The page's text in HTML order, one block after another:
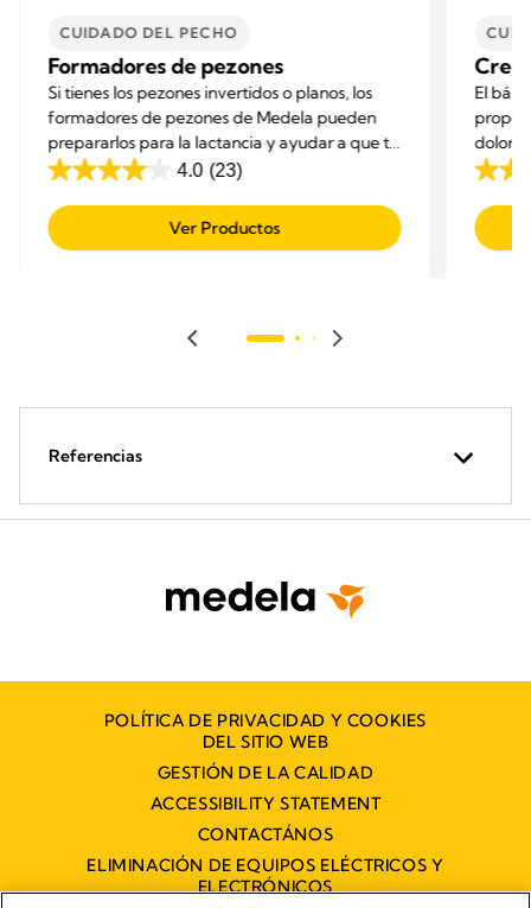
CUIDADO DEL PECHO
Formadores de pezones
Si tienes los pezones invertidos o planos, los
formadores de pezones de Medela pueden
prepararlos para la lactancia y ayudar a que tu
bebé se enganche.4.0 (23)
4.0
de
5
Ver Productos
El
4.7
de
5
Referencias
POLÍTICA DE PRIVACIDAD Y COOKIES
DEL SITIO WEB
GESTIÓN DE LA CALIDAD
ACCESSIBILITY STATEMENT
CONTACTÁNOS
ELIMINACIÓN DE EQUIPOS ELÉCTRICOS Y
ELECTRÓNICOS